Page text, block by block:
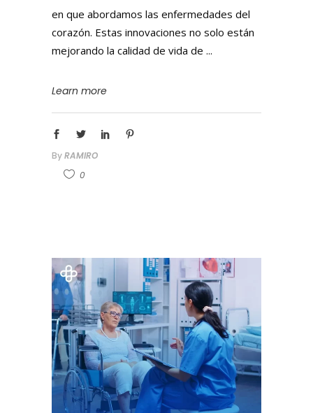
en que abordamos las enfermedades del
corazón. Estas innovaciones no solo están
mejorando la calidad de vida de
Learn more
ByRAMIRO
0